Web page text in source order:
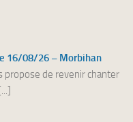
16/08/26 – Morbihan
propose de revenir chanter